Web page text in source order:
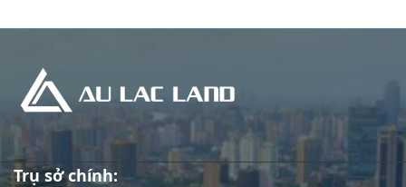
Trụ sở chính: